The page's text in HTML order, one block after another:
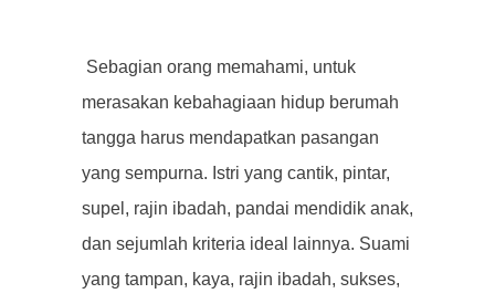
Sebagian orang memahami, untuk
merasakan kebahagiaan hidup berumah
tangga harus mendapatkan pasangan
yang sempurna. Istri yang cantik, pintar,
supel, rajin ibadah, pandai mendidik anak,
dan sejumlah kriteria ideal lainnya. Suami
yang tampan, kaya, rajin ibadah, sukses,